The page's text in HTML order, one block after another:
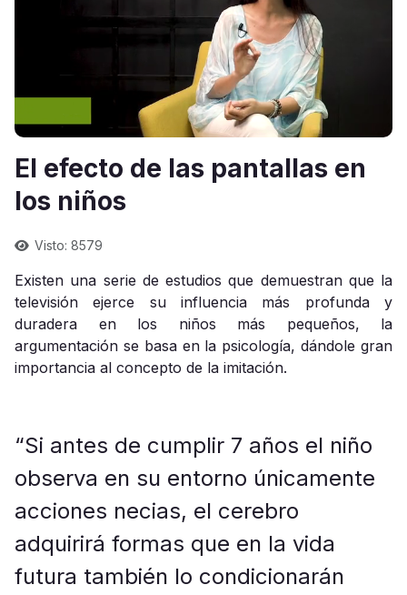
El efecto de las pantallas en
los niños
Visto: 8579
Existen una serie de estudios que demuestran que la
televisión ejerce su influencia más profunda y
duradera en los niños más pequeños, la
argumentación se basa en la psicología, dándole gran
importancia al concepto de la imitación.
“Si antes de cumplir 7 años el niño
observa en su entorno únicamente
acciones necias, el cerebro
adquirirá formas que en la vida
futura también lo condicionarán